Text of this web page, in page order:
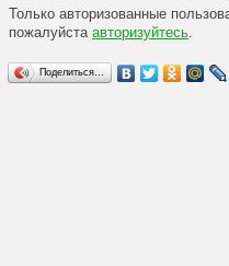
Только авторизованные
пожалуйста авторизуйтесь.
Поделиться…